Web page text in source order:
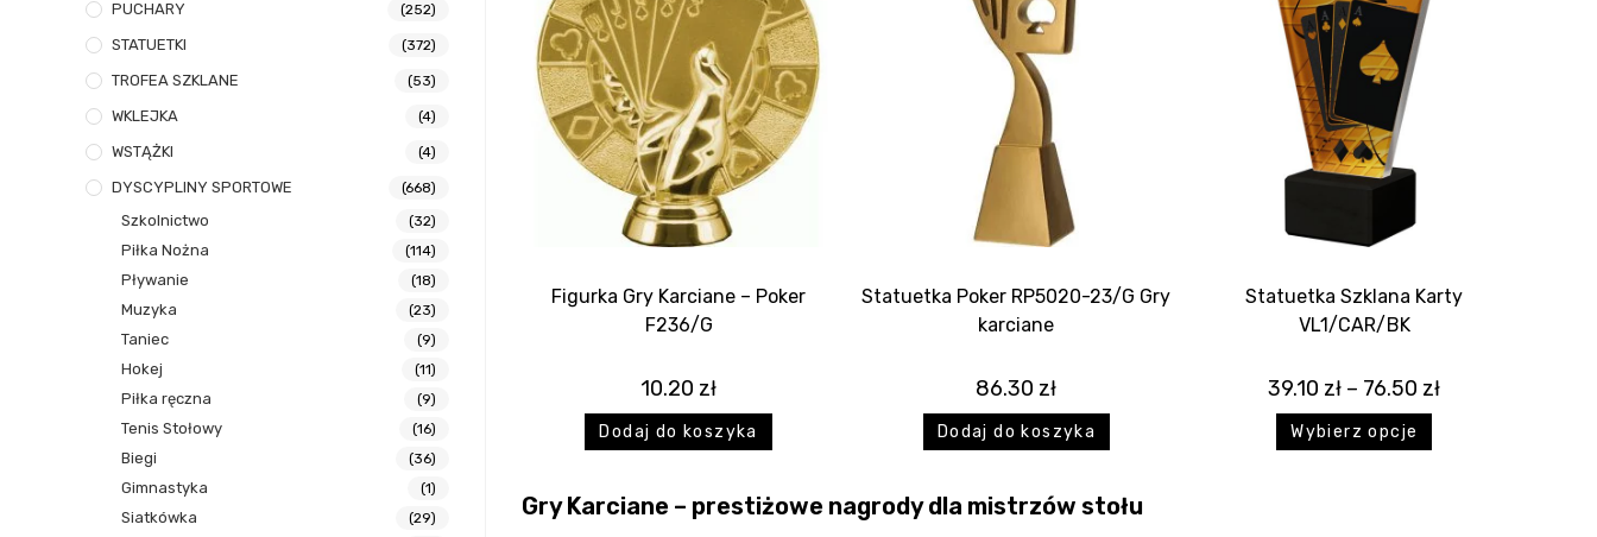
Figurka Gry Karciane – Poker
F236/G
10.20 zł
Dodaj do koszyka
Statuetka Poker RP5020-23/G Gry
karciane
86.30 zł
Dodaj do koszyka
Statuetka Szklana Karty
VL1/CAR/BK
39.10 zł – 76.50 zł
Wybierz opcje
Gry Karciane – prestiżowe nagrody dla mistrzów stołu
PUCHARY (252)
STATUETKI (372)
TROFEA SZKLANE (53)
WKLEJKA (4)
WSTĄŻKI (4)
DYSCYPLINY SPORTOWE (668)
Szkolnictwo (32)
Piłka Nożna (114)
Pływanie (18)
Muzyka (23)
Taniec (9)
Hokej (11)
Piłka ręczna (9)
Tenis Stołowy (16)
Biegi (36)
Gimnastyka (1)
Siatkówka (29)